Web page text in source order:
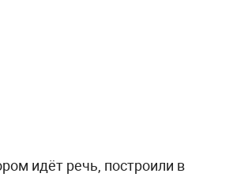
идёт речь, построили в